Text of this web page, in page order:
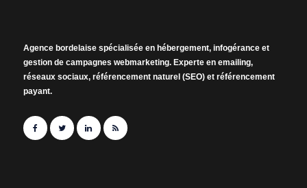
Agence bordelaise spécialisée en hébergement, infogérance et
gestion de campagnes webmarketing. Experte en emailing,
réseaux sociaux, référencement naturel (SEO) et référencement
payant.